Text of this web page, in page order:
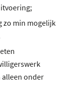
zo min mogelijk
onder